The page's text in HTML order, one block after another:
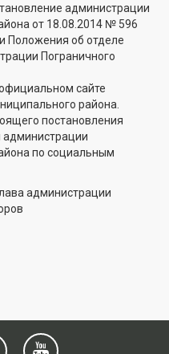
администрации
от 18.08.2014 № 596
Положения об отделе
Пограничного
сайте
района.
постановления
администрации
по социальным
администрации